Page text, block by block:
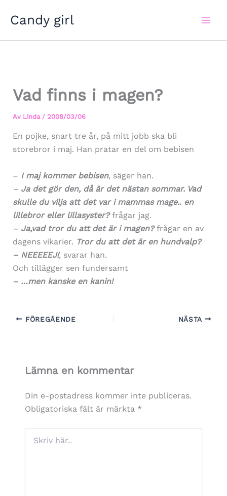
Candy girl
Vad finns i magen?
Av Linda / 2008/03/06
En pojke, snart tre år, på mitt jobb ska bli
storebror i maj. Han pratar en del om bebisen
– I maj kommer bebisen, säger han.
– Ja det gör den, då är det nästan sommar. Vad
skulle du vilja att det var i mammas mage.. en
lillebror eller lillasyster?frågar jag.
– Ja,vad tror du att det är i magen?frågar en av
dagens vikarier. Tror du att det är en hundvalp?
– NEEEEEJ!, svarar han.
Och tillägger sen fundersamt
– …men kanske en kanin!
FÖREGÅENDE NÄSTA
Lämna en kommentar
Din e-postadress kommer inte publiceras.
Obligatoriska fält är märkta *
här..